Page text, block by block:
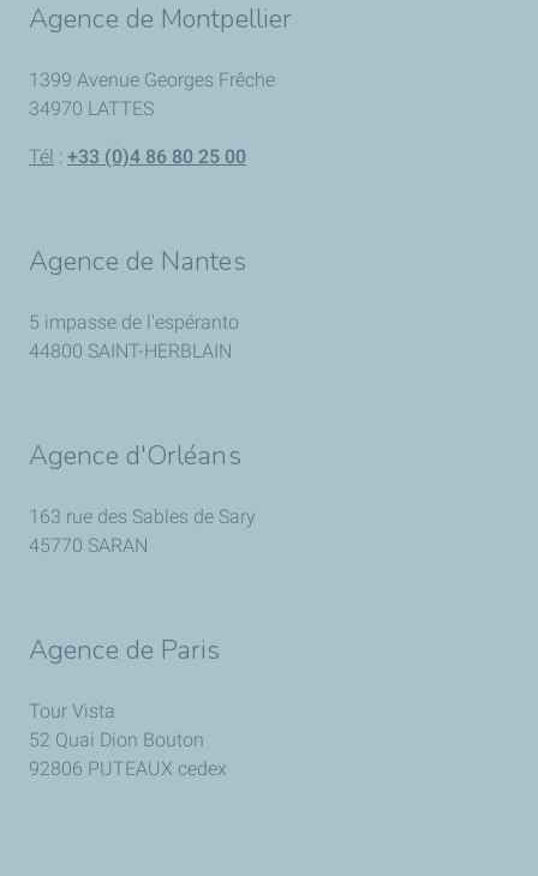
Agence de Montpellier
1399 Avenue Georges Frêche
34970 LATTES
Tél : +33 (0)4 86 80 25 00
Agence de Nantes
5 impasse de l'espéranto
44800 SAINT-HERBLAIN
Agence d'Orléans
163 rue des Sables de Sary
45770 SARAN
Agence de Paris
Tour Vista
52 Quai Dion Bouton
92806 PUTEAUX cedex